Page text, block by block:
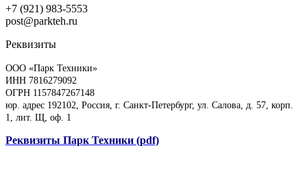
+7 (921) 983-5553
post@parkteh.ru
Реквизиты
ООО «Парк Техники»
ИНН 7816279092
ОГРН 1157847267148
юр. адрес 192102, Россия, г. Санкт-Петербург, ул. Салова, д. 57, корп.
1, лит. Щ, оф. 1
Реквизиты Парк Техники (pdf)